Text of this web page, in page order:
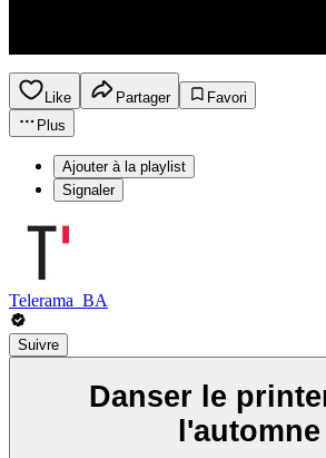
Like Partager
Favori
Plus
Ajouter à la playlist
Signaler
Telerama_BA
Suivre
Danser le
l'automne